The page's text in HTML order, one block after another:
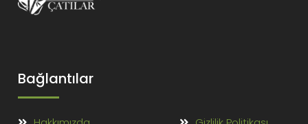
Bağlantılar